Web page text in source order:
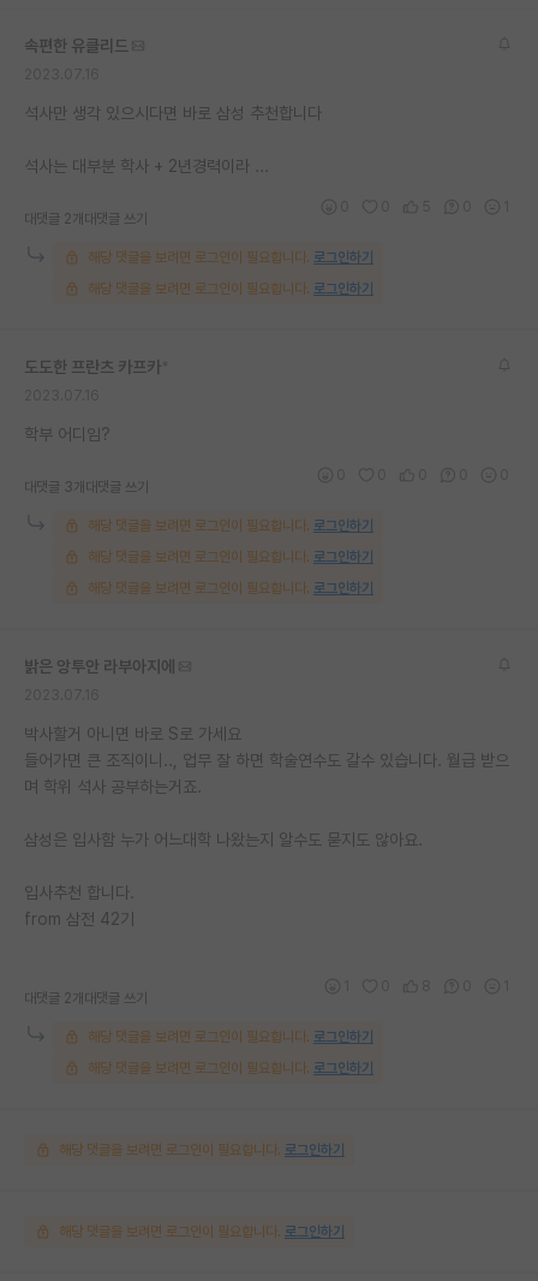
속편한 유클리드
석사만 생각 있으시다면 바로 삼성 추천합니다
석사는 대부분 학사 + 2년경력이라 ...
대댓글 2개 대댓글 쓰기
해당 댓글을 보려면 로그인이 필요합니다. 로그인하기
해당 댓글을 보려면 로그인이 필요합니다. 로그인하기
도도한 프란츠 카프카
학부 어디임?
대댓글 3개 대댓글 쓰기
해당 댓글을 보려면 로그인이 필요합니다. 로그인하기
해당 댓글을 보려면 로그인이 필요합니다. 로그인하기
해당 댓글을 보려면 로그인이 필요합니다. 로그인하기
밝은 앙투안 라부아지에
박사할거 아니면 바로 S로 가세요
들어가면 큰 조직이니.., 업무 잘 하면 학술연수도 갈수 있습니다. 월급 받으
며 학위 석사 공부하는거죠.
삼성은 입사함 누가 어느대학 나왔는지 알수도 묻지도 않아요.
입사추천 합니다.
from 삼전 42기
대댓글 2개 대댓글 쓰기
해당 댓글을 보려면 로그인이 필요합니다. 로그인하기
해당 댓글을 보려면 로그인이 필요합니다. 로그인하기
해당 댓글을 보려면 로그인이 필요합니다. 로그인하기
해당 댓글을 보려면 로그인이 필요합니다. 로그인하기